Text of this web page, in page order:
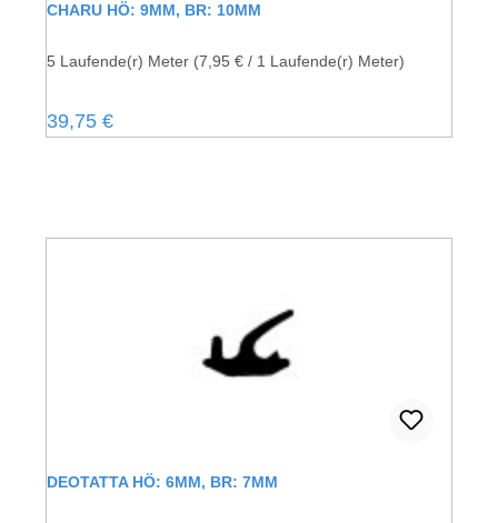
CHARU HÖ: 9MM, BR: 10MM
5 Laufende(r) Meter (7,95 € / 1 Laufende(r) Meter)
Regulärer Preis:
39,75 €
DEOTATTA HÖ: 6MM, BR: 7MM